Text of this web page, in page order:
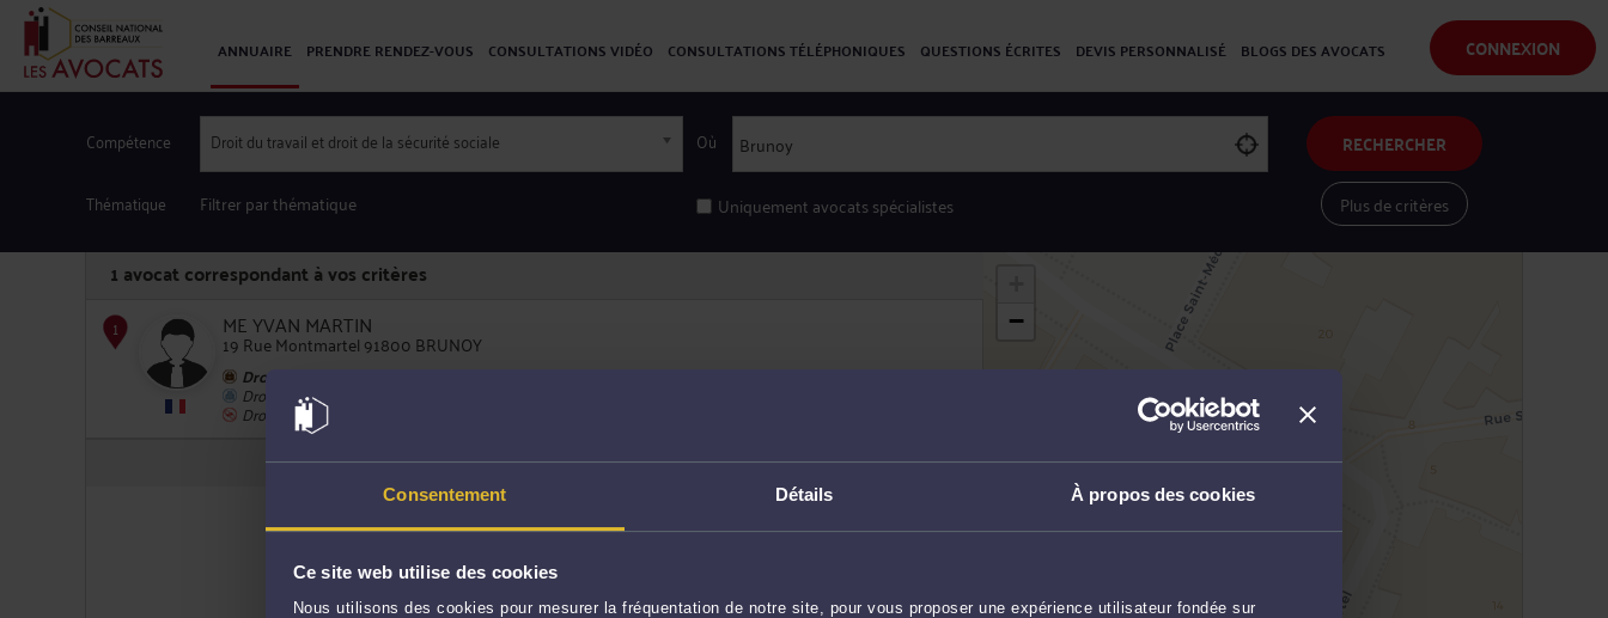
Consentement Détails À propos des cookies
Ce site web utilise des cookies
Nous utilisons des cookies pour mesurer la fréquentation de notre site, pour vous proposer une expérience utilisateur fondée sur
CONNEXION
ANNUAIRE PRENDRE RENDEZ-VOUS CONSULTATIONS VIDÉO CONSULTATIONS TÉLÉPHONIQUES QUESTIONS ÉCRITES DEVIS PERSONNALISÉ BLOGS DES AVOCATS
Compétence Droit du travail et droit de la sécurité sociale
Thématique Filtrer par thématique
Où
Uniquement avocats spécialistes
RECHERCHER
Plus de critères
1 avocat correspondant à vos critères
ME YVAN MARTIN
19 Rue Montmartel 91800 BRUNOY
Droit du travail
Droit commercial, des affaires et de la concurrence
Droit pénal
−